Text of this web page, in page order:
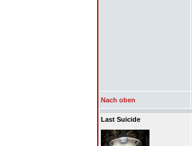
Nach oben
Last Suicide